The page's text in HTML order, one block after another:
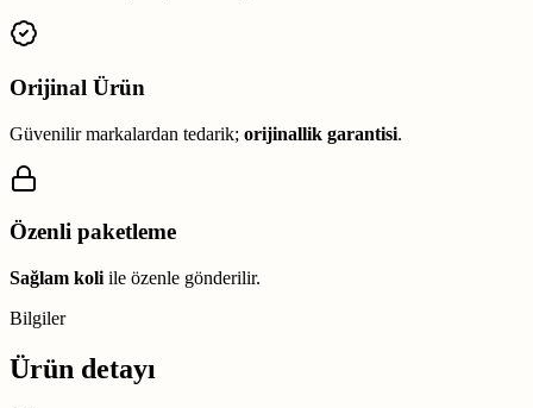
Orijinal Ürün
Güvenilir markalardan tedarik; orijinallik garantisi.
Özenli paketleme
Sağlam koli ile özenle gönderilir.
Bilgiler
Ürün detayı